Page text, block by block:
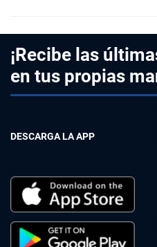
¡Recibe las
en tus propias
DESCARGA LA APP